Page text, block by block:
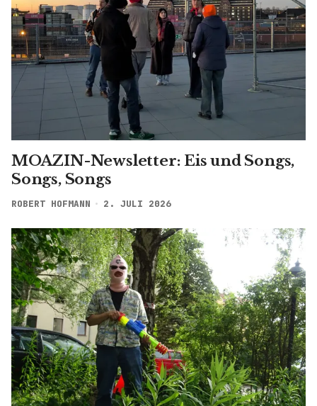
MOAZIN-Newsletter: Eis und Songs,
Songs, Songs
ROBERT HOFMANN 2. JULI 2026